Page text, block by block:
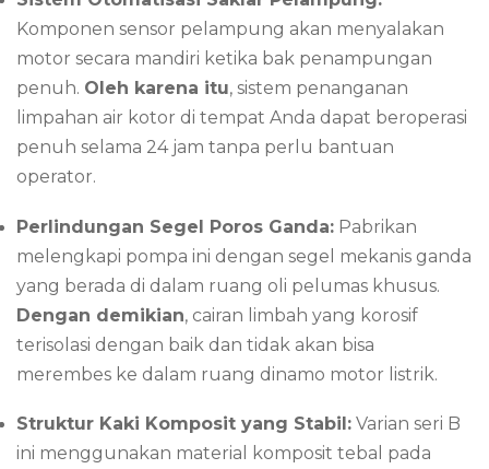
Komponen sensor pelampung akan menyalakan
motor secara mandiri ketika bak penampungan
penuh. Oleh karena itu, sistem penanganan
limpahan air kotor di tempat Anda dapat beroperasi
penuh selama 24 jam tanpa perlu bantuan
operator.
Perlindungan Segel Poros Ganda: Pabrikan
melengkapi pompa ini dengan segel mekanis ganda
yang berada di dalam ruang oli pelumas khusus.
Dengan demikian, cairan limbah yang korosif
terisolasi dengan baik dan tidak akan bisa
merembes ke dalam ruang dinamo motor listrik.
Struktur Kaki Komposit yang Stabil: Varian seri B
ini menggunakan material komposit tebal pada